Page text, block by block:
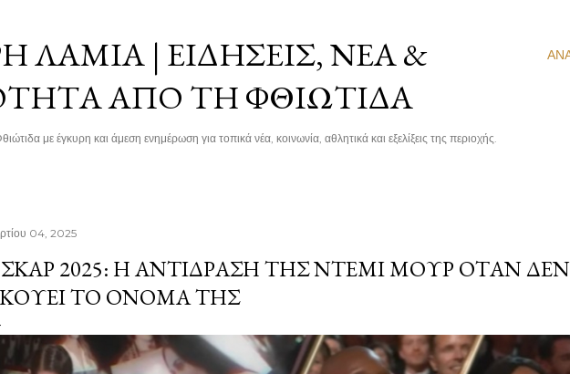
ΛΑΜΊΑ | ΕΙΔΉΣΕΙΣ, ΝΈΑ &
ΑΠΌ ΤΗ ΦΘΙΏΤΙΔΑ
με έγκυρη και άμεση ενημέρωση για τοπικά νέα, κοινωνία, αθλητικά και εξελίξεις της περιοχής.
04, 2025
2025: Η ΑΝΤΊΔΡΑΣΗ ΤΗΣ ΝΤΈΜΙ ΜΟΥΡ ΌΤΑΝ ΔΕΝ
ΤΟ ΌΝΟΜΆ ΤΗΣ